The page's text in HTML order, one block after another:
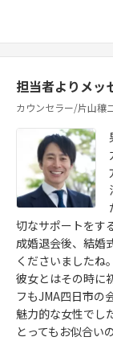
担当者よりメッ
カウンセラー/片山穰
切なサポートをす
成婚退会後、結婚
くださいましたね。
彼女とはその時に
フもJMA四日市の
魅力的な女性でし
とってもお似合い